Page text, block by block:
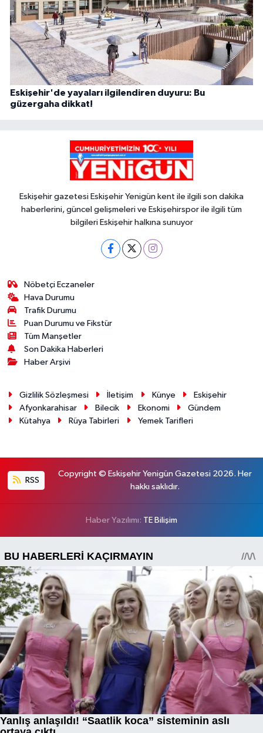
Eskişehir'de yayaları ilgilendiren duyuru: Bu
güzergaha dikkat!
Eskişehir gazetesi Eskişehir Yenigün kent ile ilgili son dakika
haberlerini, güncel gelişmeleri ve Eskişehirspor ile ilgili tüm
bilgileri Eskişehir halkına sunuyor
Nöbetçi Eczaneler
Hava Durumu
Trafik Durumu
Puan Durumu ve Fikstür
Tüm Manşetler
Son Dakika Haberleri
Haber Arşivi
Gizlilik Sözleşmesi İletişim Künye
Eskişehir
Afyonkarahisar
Bilecik Ekonomi
Gündem
Kütahya
Rüya Tabirleri Yemek Tarifleri
RSS
Copyright © Eskişehir Yenigün Gazetesi 2026. Her
hakkı saklıdır.
Haber Yazılımı: TE Bilişim